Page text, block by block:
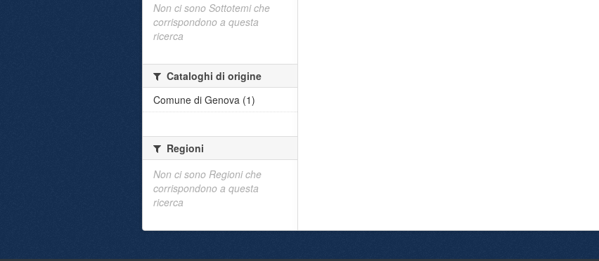
Non ci sono Sottotemi che
corrispondono a questa
ricerca
Cataloghi di origine
Comune di Genova (1)
Regioni
Non ci sono Regioni che
corrispondono a questa
ricerca